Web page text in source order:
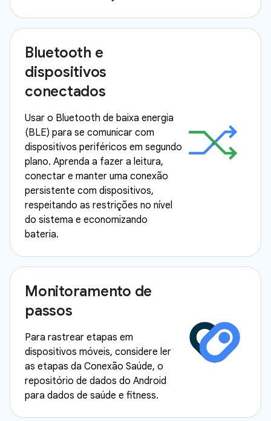
Bluetooth e
dispositivos
conectados
Usar o Bluetooth de baixa energia
(BLE) para se comunicar com
dispositivos periféricos em segundo
plano. Aprenda a fazer a leitura,
conectar e manter uma conexão
persistente com dispositivos,
respeitando as restrições no nível
do sistema e economizando
bateria.
Monitoramento de
passos
Para rastrear etapas em
dispositivos móveis, considere ler
as etapas da Conexão Saúde, o
repositório de dados do Android
para dados de saúde e fitness.